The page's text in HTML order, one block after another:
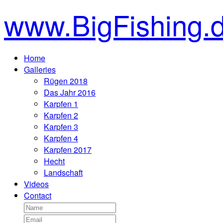
Home
Galleries
Rügen 2018
Das Jahr 2016
Karpfen 1
Karpfen 2
Karpfen 3
Karpfen 4
Karpfen 2017
Hecht
Landschaft
Videos
Contact